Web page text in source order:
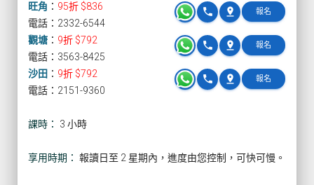
旺角 ： 95折 $836 報名
pin_drop
phone
電話：2332-6544
觀塘 ： 9折 $792 報名
pin_drop
phone
電話：3563-8425
沙田 ： 9折 $792 報名
pin_drop
phone
電話：2151-9360
課時： 3 小時
享用時期： 報讀日至 2 星期內，進度由您控制，可快可慢。